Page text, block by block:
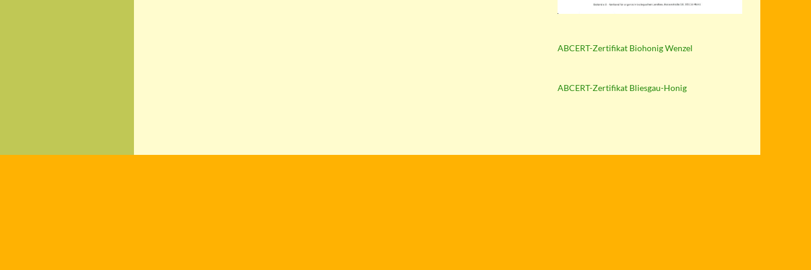
ABCERT-Zertifikat Biohonig Wenzel
ABCERT-Zertifikat Bliesgau-Honig